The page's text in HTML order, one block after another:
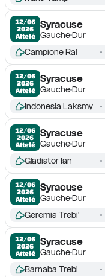
12/06
2026
Attelé
Syracuse
GaucheDur
Campione Ral
12/06
2026
Attelé
Syracuse
GaucheDur
Indonesia Laksmy
12/06
2026
Attelé
Syracuse
GaucheDur
Gladiator Ian
12/06
2026
Attelé
Syracuse
GaucheDur
Geremia Trebi'
12/06
2026
Attelé
Syracuse
GaucheDur
Barnaba Trebi